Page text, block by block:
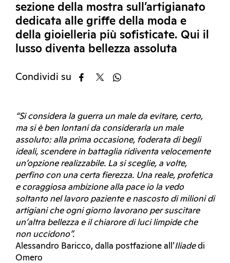
sezione della mostra sull’artigianato
dedicata alle griffe della moda e
della gioielleria più sofisticate. Qui il
lusso diventa bellezza assoluta
Condividi su
“Si considera la guerra un male da evitare, certo,
ma si è ben lontani da considerarla un male
assoluto: alla prima occasione, foderata di begli
ideali, scendere in battaglia ridiventa velocemente
un’opzione realizzabile. La si sceglie, a volte,
perfino con una certa fierezza. Una reale, profetica
e coraggiosa ambizione alla pace io la vedo
soltanto nel lavoro paziente e nascosto di milioni di
artigiani che ogni giorno lavorano per suscitare
un’altra bellezza e il chiarore di luci limpide che
non uccidono”.
Alessandro Baricco, dalla postfazione all’Iliadedi
Omero